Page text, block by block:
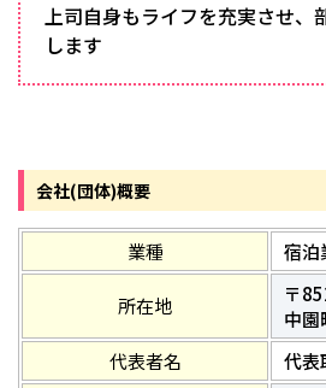
上司自身もライフを充実させ、
します
会社(団体)概要
業種 宿泊
所在地
〒
中園
代表者名
代